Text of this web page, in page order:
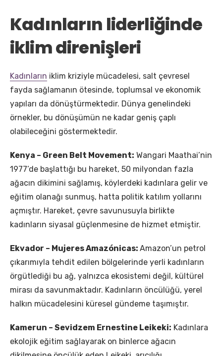
Kadınların liderliğinde
iklim direnişleri
Kadınların iklim kriziyle mücadelesi, salt çevresel
fayda sağlamanın ötesinde, toplumsal ve ekonomik
yapıları da dönüştürmektedir. Dünya genelindeki
örnekler, bu dönüşümün ne kadar geniş çaplı
olabileceğini göstermektedir.
Kenya – Green Belt Movement: Wangari Maathai’nin
1977’de başlattığı bu hareket, 50 milyondan fazla
ağacın dikimini sağlamış, köylerdeki kadınlara gelir ve
eğitim olanağı sunmuş, hatta politik katılım yollarını
açmıştır. Hareket, çevre savunusuyla birlikte
kadınların siyasal güçlenmesine de hizmet etmiştir.
Ekvador – Mujeres Amazónicas: Amazon’un petrol
çıkarımıyla tehdit edilen bölgelerinde yerli kadınların
örgütlediği bu ağ, yalnızca ekosistemi değil, kültürel
mirası da savunmaktadır. Kadınların öncülüğü, yerel
halkın mücadelesini küresel gündeme taşımıştır.
Kamerun – Sevidzem Ernestine Leikeki: Kadınlara
ekolojik eğitim sağlayarak on binlerce ağacın